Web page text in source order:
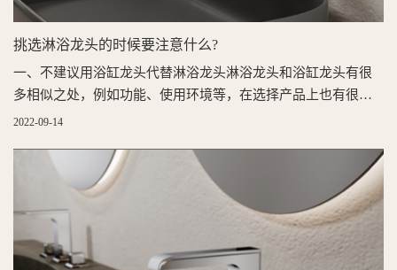
挑选淋浴龙头的时候要注意什么?
一、不建议用浴缸龙头代替淋浴龙头淋浴龙头和浴缸龙头有很
多相似之处，例如功能、使用环境等，在选择产品上也有很多
共通之处。它们之间的差别是浴缸龙头都带有下出水口，而淋
毛巾、洗脸等。但是即使这样，也不建议用浴缸龙头代替淋浴
龙头。因为浴缸龙头的手柄一般是水平的，在淋浴的过程中，
2022-09-14